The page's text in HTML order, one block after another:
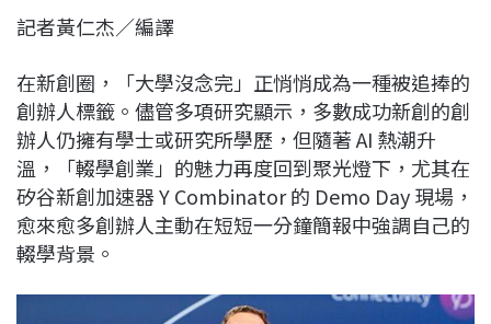
c
b
o
o
n
r
a
d
s
e
d
I
n
L
i
n
k
記者黃仁杰／編譯
在新創圈，「大學沒念完」正悄悄成為一種被追捧的
創辦人標籤。儘管多項研究顯示，多數成功新創的創
辦人仍擁有學士或研究所學歷，但隨著 AI 熱潮升
溫，「輟學創業」的魅力再度回到聚光燈下，尤其在
矽谷新創加速器Y Combinator的 Demo Day 現場，
愈來愈多創辦人主動在短短一分鐘簡報中強調自己的
輟學背景。